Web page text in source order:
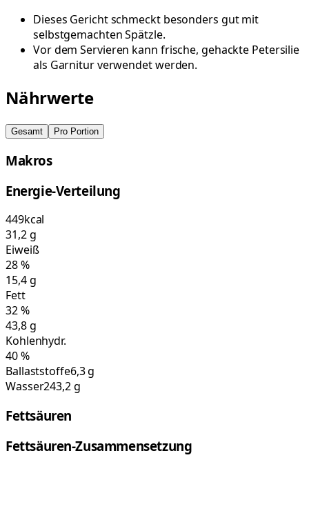
Dieses Gericht schmeckt besonders gut mit
selbstgemachten Spätzle.
Vor dem Servieren kann frische, gehackte Petersilie
als Garnitur verwendet werden.
Nährwerte
Gesamt Pro Portion
Makros
Energie-Verteilung
449kcal
31,2g
Eiweiß
28%
15,4g
Fett
32%
43,8g
Kohlenhydr.
40%
Ballaststoffe6,3 g
Wasser243,2 g
Fettsäuren
Fettsäuren-Zusammensetzung